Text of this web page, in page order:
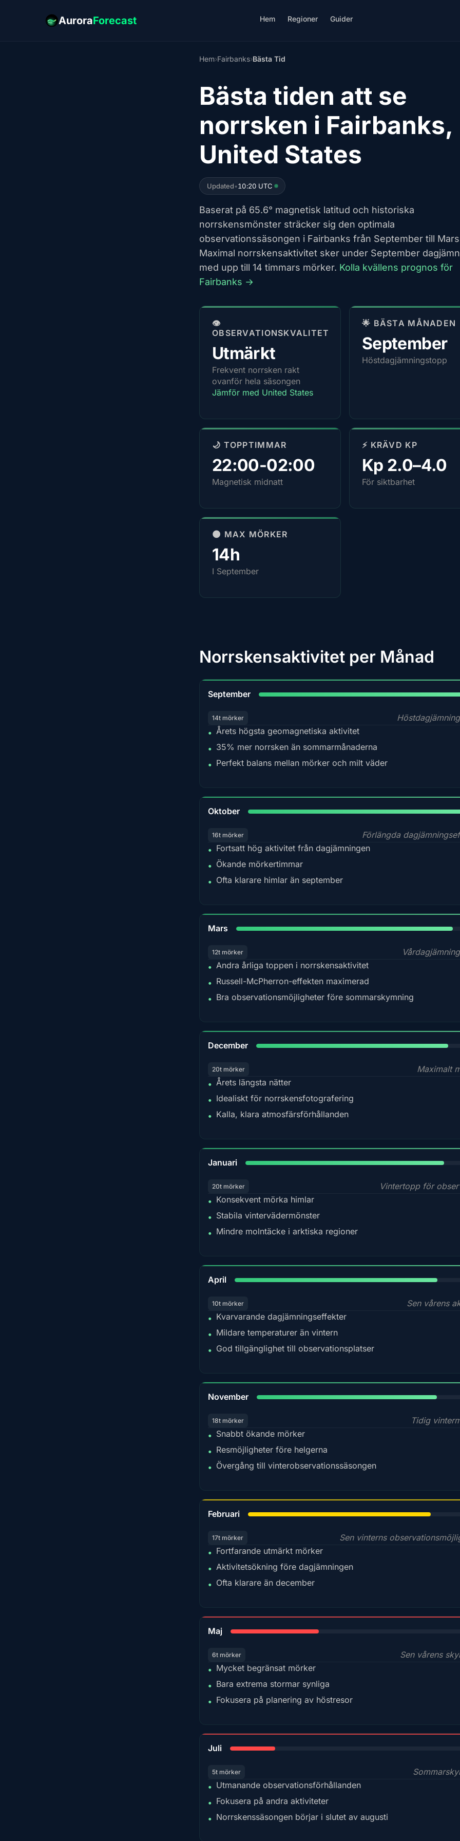
AuroraForecast Hem Regioner Guider
Hem›Fairbanks›Bästa Tid
Bästa tiden att se
norrsken i Fairbanks,
United States
Updated•10:20 UTC
Baserat på 65.6° magnetisk latitud och historiska
norrskensmönster sträcker sig den optimala
observationssäsongen i Fairbanks från September till
Maximal norrskensaktivitet sker under September
med upp till 14 timmars mörker. Kolla kvällens prognos för
Fairbanks →
👁️
OBSERVATIONSKVALITET
Utmärkt
Frekvent norrsken rakt
ovanför hela säsongen
Jämför med United States
🌟 BÄSTA MÅNADEN
September
Höstdagjämningstopp
🌙 TOPPTIMMAR
22:00-02:00
Magnetisk midnatt
⚡ KRÄVD KP
Kp 2.0–4.0
För siktbarhet
🌑 MAX MÖRKER
14h
I September
Norrskensaktivitet per Månad
September
14t mörker
• Årets högsta geomagnetiska aktivitet
• 35% mer norrsken än sommarmånaderna
• Perfekt balans mellan mörker och milt väder
Oktober
16t mörker
Förlängda
• Fortsatt hög aktivitet från dagjämningen
• Ökande mörkertimmar
• Ofta klarare himlar än september
Mars
12t mörker
• Andra årliga toppen i norrskensaktivitet
• Russell-McPherron-effekten maximerad
• Bra observationsmöjligheter före sommarskymning
December
20t mörker
Maximalt
• Årets längsta nätter
• Idealiskt för norrskensfotografering
• Kalla, klara atmosfärsförhållanden
Januari
20t mörker
Vintertopp för
• Konsekvent mörka himlar
• Stabila vintervädermönster
• Mindre molntäcke i arktiska regioner
April
10t mörker
Sen vårens
• Kvarvarande dagjämningseffekter
• Mildare temperaturer än vintern
• God tillgänglighet till observationsplatser
November
18t mörker
Tidig
• Snabbt ökande mörker
• Resmöjligheter före helgerna
• Övergång till vinterobservationssäsongen
Februari
17t mörker
Sen vinterns
• Fortfarande utmärkt mörker
• Aktivitetsökning före dagjämningen
• Ofta klarare än december
Maj
6t mörker
Sen vårens
• Mycket begränsat mörker
• Bara extrema stormar synliga
• Fokusera på planering av höstresor
Juli
5t mörker
• Utmanande observationsförhållanden
• Fokusera på andra aktiviteter
• Norrskenssäsongen börjar i slutet av augusti